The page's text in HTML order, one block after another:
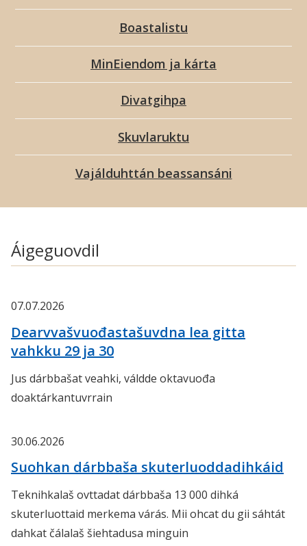
Boastalistu
MinEiendom ja kárta
Divatgihpa
Skuvlaruktu
Vajálduhttán beassansáni
Áigeguovdil
07.07.2026
Dearvvašvuođastašuvdna lea gitta
vahkku 29 ja 30
Jus dárbbašat veahki, váldde oktavuođa
doaktárkantuvrrain
30.06.2026
Suohkan dárbbaša skuterluoddadihkáid
Teknihkalaš ovttadat dárbbaša 13 000 dihká
skuterluottaid merkema várás. Mii ohcat du gii sáhtát
dahkat čálalaš šiehtadusa minguin